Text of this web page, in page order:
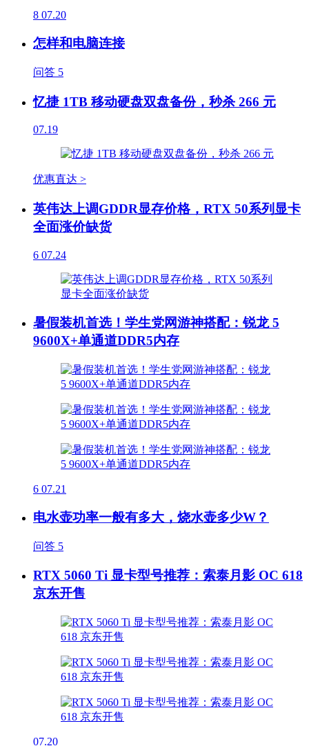
8 07.20
怎样和电脑连接
问答 5
忆捷 1TB 移动硬盘双盘备份，秒杀 266 元
07.19
优惠直达 >
英伟达上调GDDR显存价格，RTX 50系列显卡
全面涨价缺货
6 07.24
暑假装机首选！学生党网游神搭配：锐龙 5
9600X+单通道DDR5内存
6 07.21
电水壶功率一般有多大，烧水壶多少W？
问答 5
RTX 5060 Ti 显卡型号推荐：索泰月影 OC 618
京东开售
07.20